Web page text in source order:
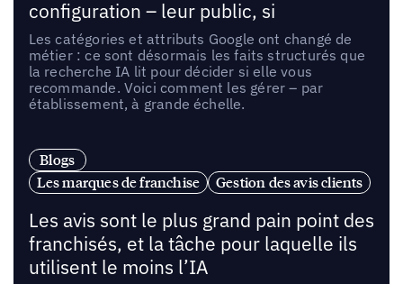
configuration – leur public, si
Les catégories et attributs Google ont changé de
métier : ce sont désormais les faits structurés que
la recherche IA lit pour décider si elle vous
recommande. Voici comment les gérer – par
établissement, à grande échelle.
Blogs
Les marques de franchise
Gestion des avis clients
Les avis sont le plus grand pain point des
franchisés, et la tâche pour laquelle ils
utilisent le moins l’IA